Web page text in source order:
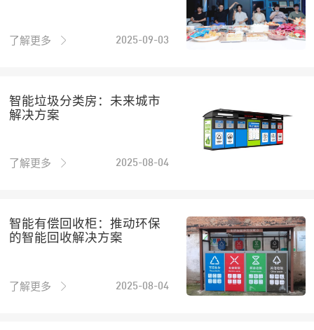
了解更多 2025-09-03
智能垃圾分类房：未来城市
解决方案
了解更多 2025-08-04
智能有偿回收柜：推动环保
的智能回收解决方案
了解更多 2025-08-04